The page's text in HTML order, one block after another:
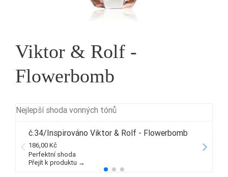
Viktor & Rolf -
Flowerbomb
Nejlepší shoda vonných tónů
č.34/Inspirováno Viktor & Rolf - Flowerbomb
186,00 Kč
Perfektní shoda
Přejít k produktu →